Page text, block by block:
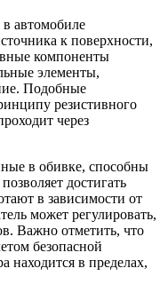
автомобиле
к поверхности,
компоненты
элементы,
Подобные
резистивного
через
в обивке, способны
достигать
в зависимости от
может регулировать,
Важно отметить, что
безопасной
находится в пределах,